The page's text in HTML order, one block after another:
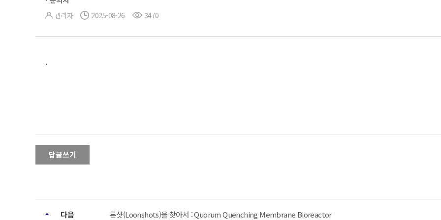
관리자 2025-08-26 3470
.
답글쓰기
다음 룬샷(Loonshots)을 찾아서 : Quorum Quenching Membrane Bioreactor